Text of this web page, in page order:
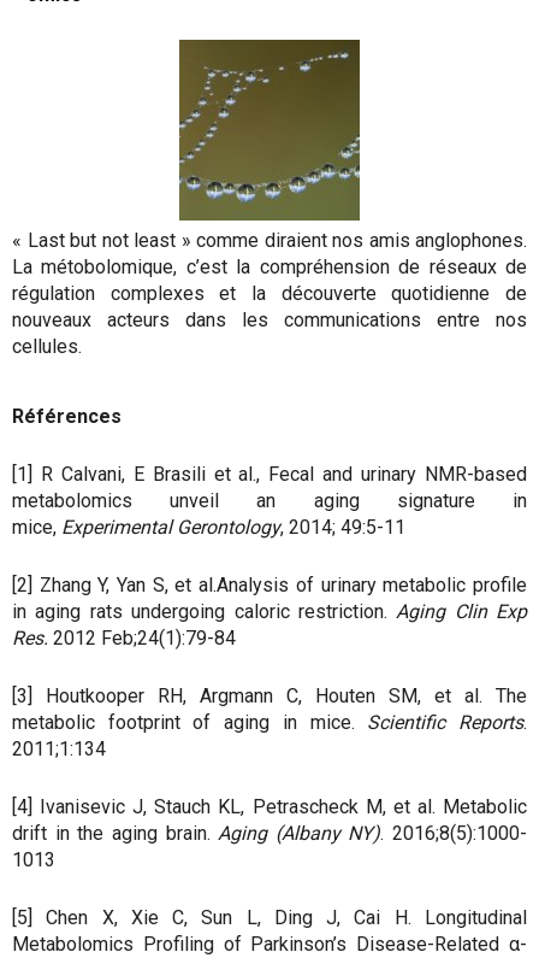
« Last but not least » comme diraient nos amis anglophones.
La métobolomique, c’est la compréhension de réseaux de
régulation complexes et la découverte quotidienne de
nouveaux acteurs dans les communications entre nos
cellules.
Références
[1] R Calvani, E Brasili et al., Fecal and urinary NMR-based
metabolomics unveil an aging signature in
mice, Experimental Gerontology, 2014; 49:5-11
[2] Zhang Y, Yan S, et al.Analysis of urinary metabolic profile
in aging rats undergoing caloric restriction.Aging Clin Exp
Res. 2012 Feb;24(1):79-84
[3] Houtkooper RH, Argmann C, Houten SM, et al. The
metabolic footprint of aging in mice. Scientific Reports.
2011;1:134
[4] Ivanisevic J, Stauch KL, Petrascheck M, et al. Metabolic
drift in the aging brain.Aging (Albany NY). 2016;8(5):1000-
1013
[5] Chen X, Xie C, Sun L, Ding J, Cai H. Longitudinal
Metabolomics Profiling of Parkinson’s Disease-Related α-